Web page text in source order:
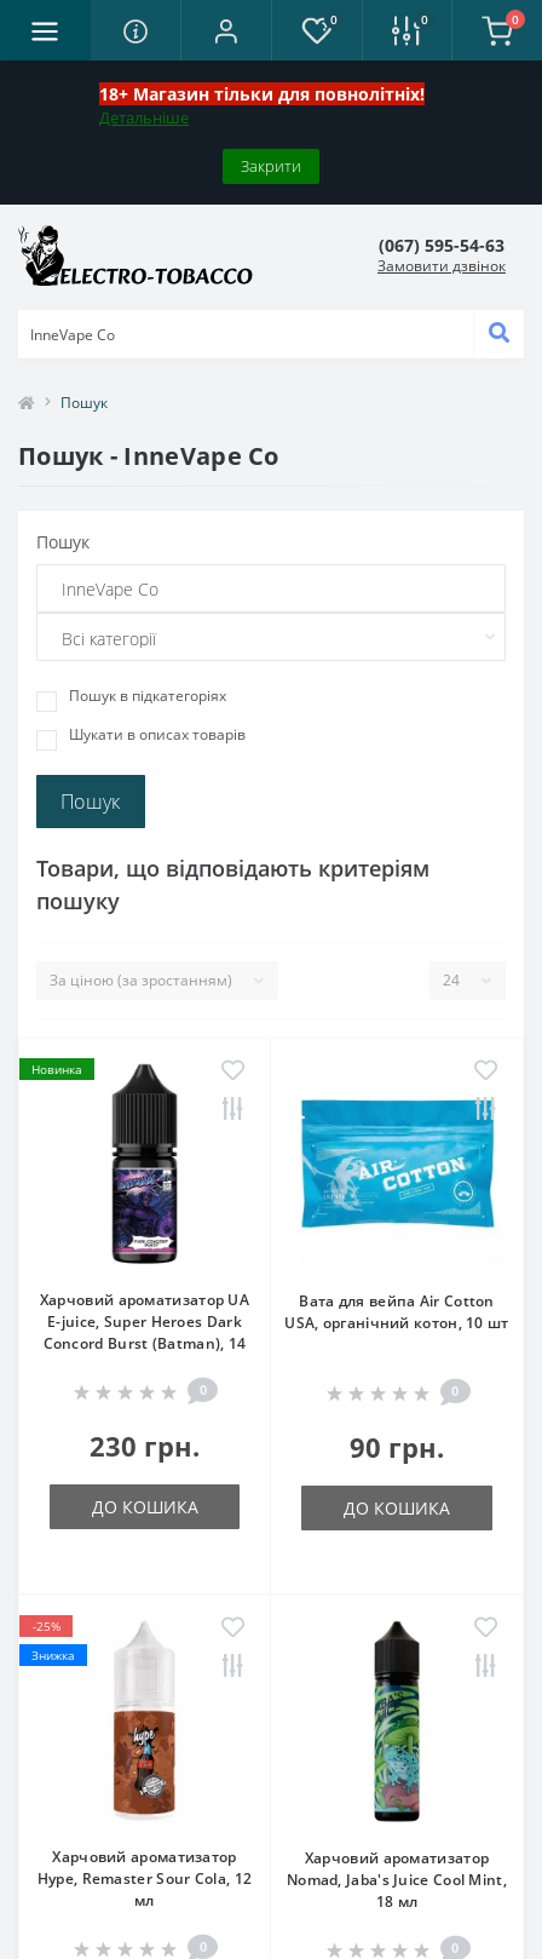
18+ Магазин тільки для повнолітніх!
Детальніше
Закрити
0 0 0
(067) 595-54-63
Замовити дзвінок
Пошук
Пошук - InneVape Co
Пошук
Пошук в підкатегоріях
Шукати в описах товарів
Товари, що відповідають критеріям
пошуку
Новинка
Харчовий ароматизатор UA
E-juice, Super Heroes Dark
Concord Burst (Batman), 14
0
230 грн.
ДО КОШИКА
Вата для вейпа Air Cotton
USA, органічний котон, 10 шт
0
90 грн.
ДО КОШИКА
-25%
Знижка
Харчовий ароматизатор
Hype, Remaster Sour Cola, 12
мл
0
Харчовий ароматизатор
Nomad, Jaba's Juice Cool Mint,
18 мл
0